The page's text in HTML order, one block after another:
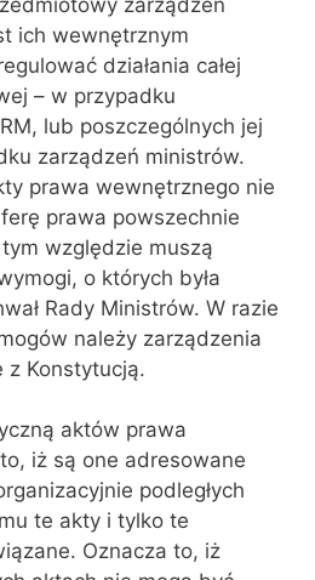
ich wewnętrznym
działania całej
– w przypadku
lub poszczegól‌nych jej
zarządzeń ministrów.
prawa we‌wnętrznego nie
prawa powszechnie
względzie muszą
o których była
Rady Ministrów. W razie
należy zarządzenia
z Konstytucją.
aktów prawa
iż są one adre‌sowane
podległych
te akty i tylko te
Oznacza to, iż